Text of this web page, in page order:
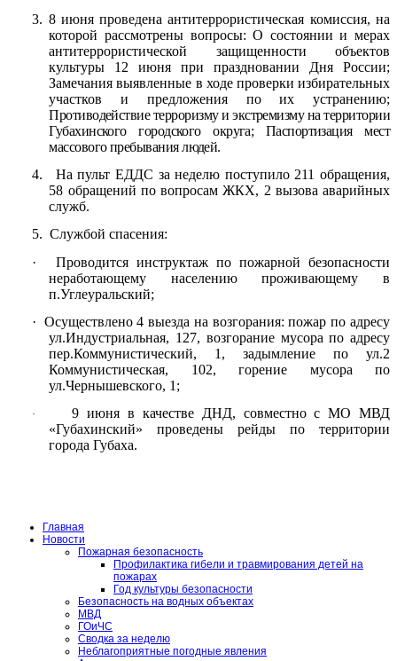
3. 8 июня проведена антитеррористическая комиссия, на
которой рассмотрены вопросы:О состоянии и мерах
антитеррористической защищенности объектов
культуры 12 июня при праздновании Дня России;
Замечания выявленные в ходе проверки избирательных
участков и предложения по их устранению;
Противодействие терроризму и экстремизму на территории
Губахинского городского округа; Паспортизация мест
массового пребывания людей.
4.
На пульт ЕДДС за неделю поступило 211 обращения,
58 обращений по вопросам ЖКХ, 2 вызова аварийных
служб.
5. Службой спасения:
·
Проводится инструктаж по пожарной безопасности
неработающему населению проживающему в
п.Углеуральский;
· Осуществлено 4 выезда на возгорания: пожар по адресу
ул.Индустриальная, 127, возгорание мусора по адресу
пер.Коммунистический, 1, задымление по ул.2
Коммунистическая, 102, горение мусора по
ул.Чернышевского, 1;
·
9 июня в качестве ДНД, совместно с МО МВД
«Губахинский» проведены рейды по территории
города Губаха.
Главная
Новости
Пожарная безопасность
Профилактика гибели и травмирования детей на
пожарах
Год культуры безопасности
Безопасность на водных объектах
МВД
ГОиЧС
Сводка за неделю
Неблагоприятные погодные явления